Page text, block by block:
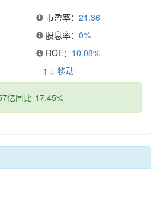
市盈率： 21.36
股息率： 0%
ROE： 10.08%
↑↓ 移动
亿同比-17.45%